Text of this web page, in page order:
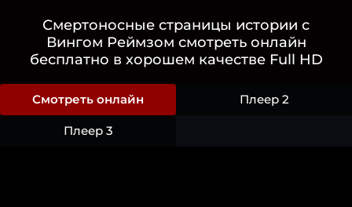
Смертоносные страницы истории с
Вингом Реймзом смотреть онлайн
бесплатно в хорошем качестве Full HD
Смотреть онлайн Плеер 2
Плеер 3